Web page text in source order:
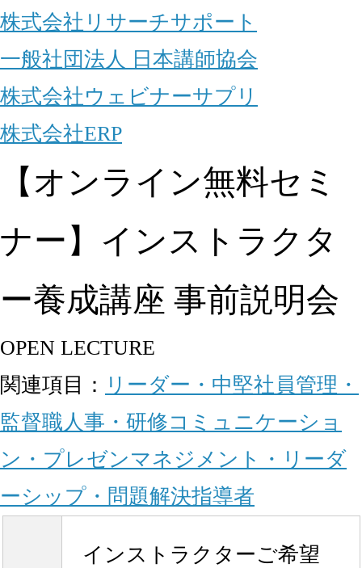
株式会社リサーチサポート
一般社団法人 日本講師協会
株式会社ウェビナーサプリ
株式会社ERP
【オンライン無料セミ
ナー】インストラクタ
ー養成講座 事前説明会
OPEN LECTURE
関連項目： リーダー・中堅社員管理・
監督職人事・研修コミュニケーショ
ン・プレゼンマネジメント・リーダ
ーシップ・問題解決指導者
インストラクターご希望